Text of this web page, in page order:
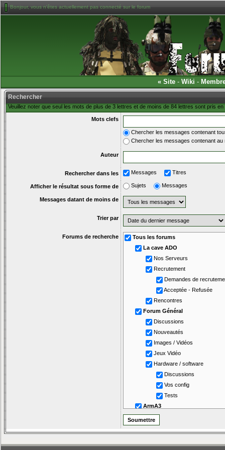
Bonjour, vous n'êtes actuellement pas connecté sur le forum
« Site - Wiki -
Rechercher
Veuillez noter que seul les mots de plus de 3 lettres et de moins de 84 lettres sont pris
Mots clefs
Chercher les messages contenant
Chercher les messages contenant
Auteur
Rechercher dans les Messages Titres
Afficher le résultat sous forme de Sujets Messages
Messages datant de moins de
Trier par
Forums de recherche
Tous les forums
La cave ADO
Nos Serveurs
Recrutement
Demandes de
Acceptée - Refusée
Rencontres
Forum Général
Discussions
Nouveautés
Images / Vidéos
Jeux Vidéo
Hardware / software
Discussions
Vos config
Tests
ArmA3
Nos soirées
Discussions